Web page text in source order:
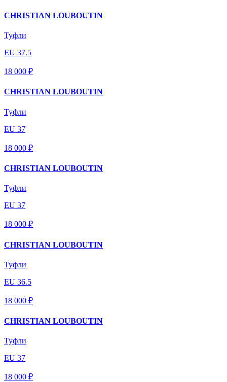
CHRISTIAN LOUBOUTIN
Туфли
EU 37.5
18 000 ₽
CHRISTIAN LOUBOUTIN
Туфли
EU 37
18 000 ₽
CHRISTIAN LOUBOUTIN
Туфли
EU 37
18 000 ₽
CHRISTIAN LOUBOUTIN
Туфли
EU 36.5
18 000 ₽
CHRISTIAN LOUBOUTIN
Туфли
EU 37
18 000 ₽